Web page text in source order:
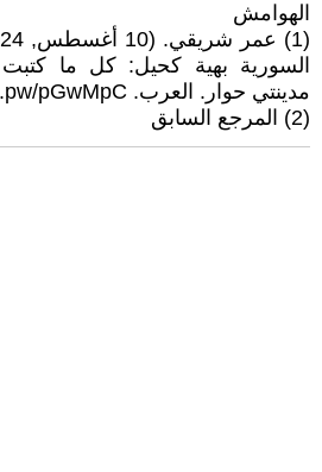
الهوامش
السورية بهية كحيل: كل ما
مدينتي حوار. العرب. https://2u.pw/pGwMpC
(2) المرجع السابق